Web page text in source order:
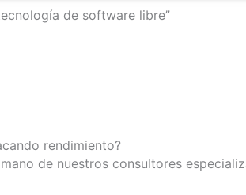
de software libre”
rendimiento?
de nuestros consultores